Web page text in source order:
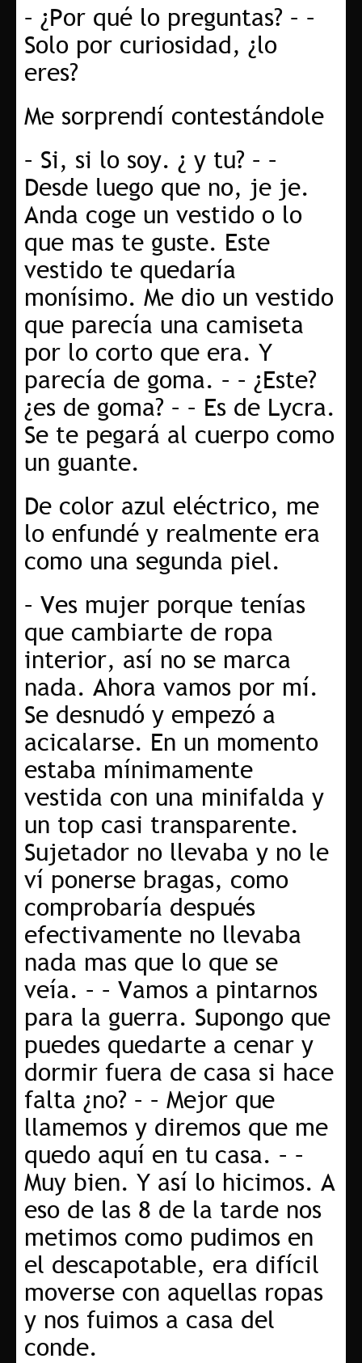
– ¿Por qué lo preguntas? – –
Solo por curiosidad, ¿lo
eres?
Me sorprendí contestándole
– Si, si lo soy. ¿ y tu? – –
Desde luego que no, je je.
Anda coge un vestido o lo
que mas te guste. Este
vestido te quedaría
monísimo. Me dio un vestido
que parecía una camiseta
por lo corto que era. Y
parecía de goma. – – ¿Este?
¿es de goma? – – Es de Lycra.
Se te pegará al cuerpo como
un guante.
De color azul eléctrico, me
lo enfundé y realmente era
como una segunda piel.
– Ves mujer porque tenías
que cambiarte de ropa
interior, así no se marca
nada. Ahora vamos por mí.
Se desnudó y empezó a
acicalarse. En un momento
estaba mínimamente
vestida con una minifalda y
un top casi transparente.
Sujetador no llevaba y no le
ví ponerse bragas, como
comprobaría después
efectivamente no llevaba
nada mas que lo que se
veía. – – Vamos a pintarnos
para la guerra. Supongo que
puedes quedarte a cenar y
dormir fuera de casa si hace
falta ¿no? – – Mejor que
llamemos y diremos que me
quedo aquí en tu casa. – –
Muy bien. Y así lo hicimos. A
eso de las 8 de la tarde nos
metimos como pudimos en
el descapotable, era difícil
moverse con aquellas ropas
y nos fuimos a casa del
conde.